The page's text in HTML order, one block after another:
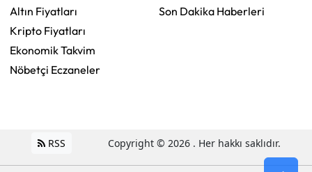
Altın Fiyatları
Kripto Fiyatları
Ekonomik Takvim
Nöbetçi Eczaneler
Son Dakika Haberleri
RSS Copyright © 2026 . Her hakkı saklıdır.